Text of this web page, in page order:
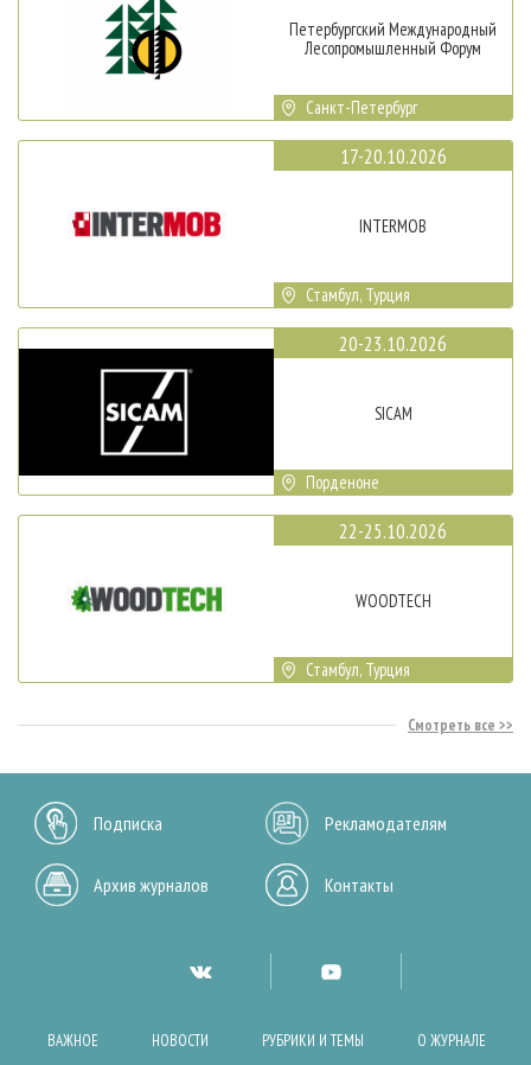
Петербургский Международный
Лесопромышленный Форум
Санкт-Петербург
17-20.10.2026
INTERMOB
Стамбул, Турция
20-23.10.2026
SICAM
Порденоне
22-25.10.2026
WOODTECH
Стамбул, Турция
Смотреть все
Подписка Рекламодателям
Архив журналов Контакты
ВАЖНОЕ НОВОСТИ РУБРИКИ И ТЕМЫ О ЖУРНАЛЕ